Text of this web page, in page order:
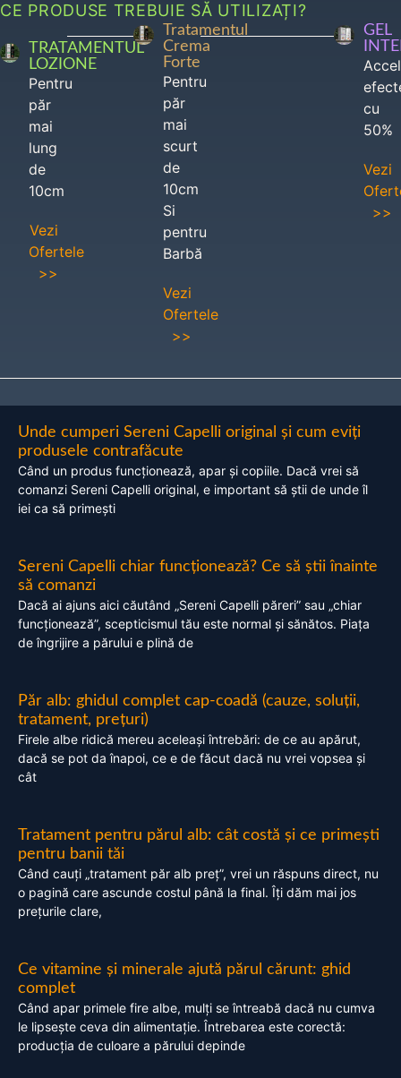
CE PRODUSE TREBUIE SĂ UTILIZAȚI?
TRATAMENTUL
LOZIONE
Pentru
păr
mai
lung
de
10cm
Vezi
Ofertele
>>
Tratamentul
Crema
Forte
Pentru
păr
mai
scurt
de
10cm
Si
pentru
Barbă
Vezi
Ofertele
>>
GEL
cu
50%
Vezi
>>
Unde cumperi Sereni Capelli original și cum eviți
produsele contrafăcute
Când un produs funcționează, apar și copiile. Dacă vrei să
comanzi Sereni Capelli original, e important să știi de unde îl
iei ca să primești
Sereni Capelli chiar funcționează? Ce să știi înainte
să comanzi
Dacă ai ajuns aici căutând „Sereni Capelli păreri” sau „chiar
funcționează”, scepticismul tău este normal și sănătos. Piața
de îngrijire a părului e plină de
Păr alb: ghidul complet cap-coadă (cauze, soluții,
tratament, prețuri)
Firele albe ridică mereu aceleași întrebări: de ce au apărut,
dacă se pot da înapoi, ce e de făcut dacă nu vrei vopsea și
cât
Tratament pentru părul alb: cât costă și ce primești
pentru banii tăi
Când cauți „tratament păr alb preț”, vrei un răspuns direct, nu
o pagină care ascunde costul până la final. Îți dăm mai jos
prețurile clare,
Ce vitamine și minerale ajută părul cărunt: ghid
complet
Când apar primele fire albe, mulți se întreabă dacă nu cumva
le lipsește ceva din alimentație. Întrebarea este corectă:
producția de culoare a părului depinde